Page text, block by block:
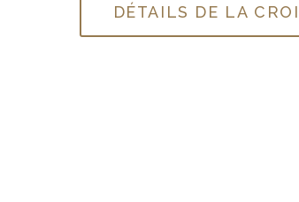
DÉTAILS DE LA